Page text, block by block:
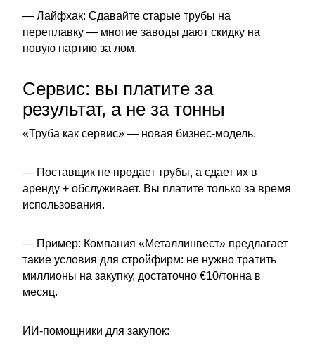
— Лайфхак: Сдавайте старые трубы на
переплавку — многие заводы дают скидку на
новую партию за лом.
Сервис: вы платите за
результат, а не за тонны
«Труба как сервис» — новая бизнес-модель.
— Поставщик не продает трубы, а сдает их в
аренду + обслуживает. Вы платите только за время
использования.
— Пример: Компания «Металлинвест» предлагает
такие условия для стройфирм: не нужно тратить
миллионы на закупку, достаточно €10/тонна в
месяц.
ИИ-помощники для закупок: